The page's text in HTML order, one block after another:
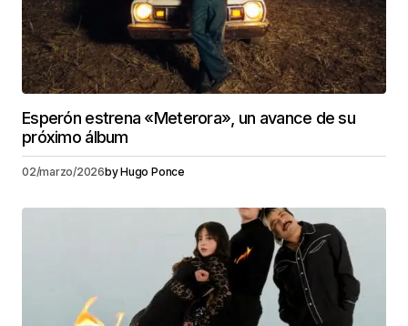
Esperón estrena «Meterora», un avance de su
próximo álbum
02/marzo/2026byHugo Ponce